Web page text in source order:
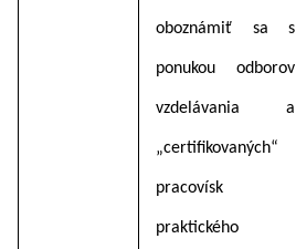
oboznámiť sa s
ponukou odborov
vzdelávania a
„certifikovaných“
pracovísk
praktického